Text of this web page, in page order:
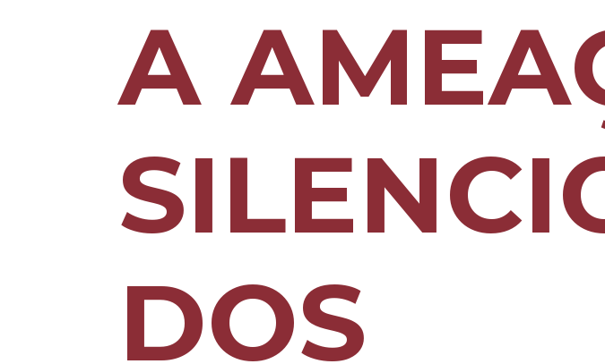
A
DOS